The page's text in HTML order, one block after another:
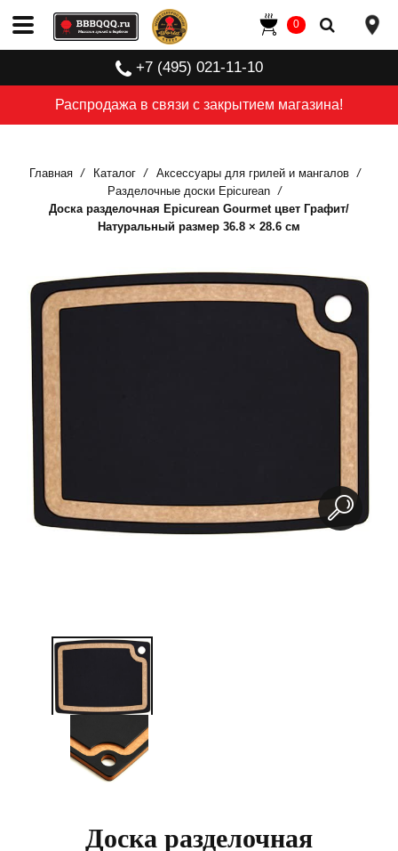
Распродажа в связи с закрытием магазина!
+7 (495) 021-11-10
0
Главная Каталог
Аксессуары для грилей и мангалов
Разделочные доски Epicurean
Доска разделочная Epicurean Gourmet цвет Графит/
Натуральный размер 36.8 × 28.6 см
Доска разделочная